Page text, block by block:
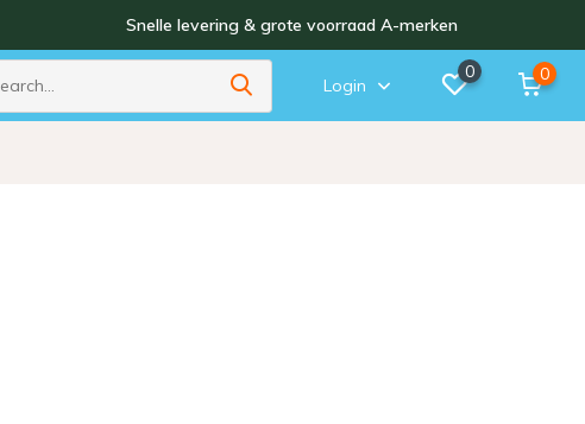
Snelle levering & grote voorraad A-merken
Login
0 0